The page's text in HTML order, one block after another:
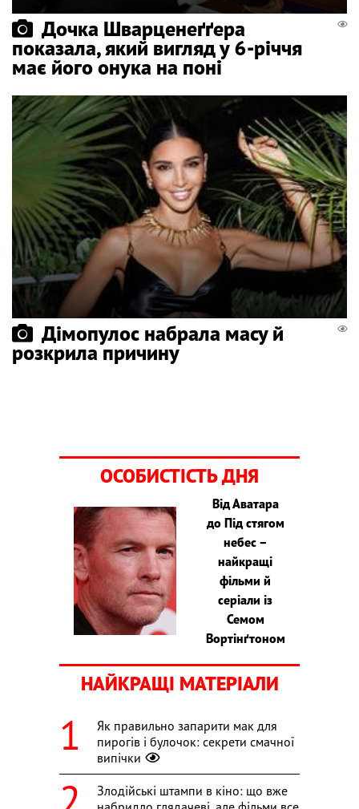
Дочка Шварценеґґера
показала, який вигляд у 6-річчя
має його онука на поні
Дімопулос набрала масу й
розкрила причину
ОСОБИСТІСТЬ ДНЯ
Від Аватара
до Під стягом
небес –
найкращі
фільми й
серіали із
Семом
Вортінґтоном
НАЙКРАЩІ МАТЕРІАЛИ
Як правильно запарити мак для
пирогів і булочок: секрети смачної
випічки
Злодійські штампи в кіно: що вже